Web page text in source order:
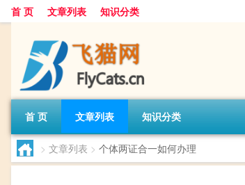
首 页 文章列表 知识分类
首 页 文章列表 知识分类
> 文章列表 > 个体两证合一如何办理